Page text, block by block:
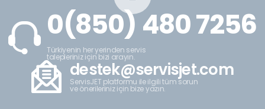
0(850) 480 7256
Türkiyenin her yerinden servis
talepleriniz için bizi arayın.
destek@servisjet.com
ServisJET platformu ile ilgili tüm sorun
ve önerileriniz için bize yazın.